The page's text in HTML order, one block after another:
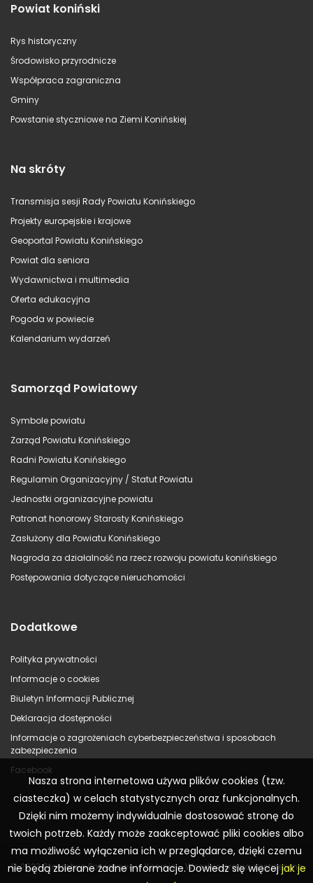
Powiat koniński
Rys historyczny
Środowisko przyrodnicze
Współpraca zagraniczna
Gminy
Powstanie styczniowe na Ziemi Konińskiej
Na skróty
Transmisja sesji Rady Powiatu Konińskiego
Projekty europejskie i krajowe
Geoportal Powiatu Konińskiego
Powiat dla seniora
Wydawnictwa i multimedia
Oferta edukacyjna
Pogoda w powiecie
Kalendarium wydarzeń
Samorząd Powiatowy
Symbole powiatu
Zarząd Powiatu Konińskiego
Radni Powiatu Konińskiego
Regulamin Organizacyjny / Statut Powiatu
Jednostki organizacyjne powiatu
Patronat honorowy Starosty Konińskiego
Zasłużony dla Powiatu Konińskiego
Nagroda za działalność na rzecz rozwoju powiatu konińskiego
Postępowania dotyczące nieruchomości
Dodatkowe
Polityka prywatności
Informacje o cookies
Biuletyn Informacji Publicznej
Deklaracja dostępności
Informacje o zagrożeniach cyberbezpieczeństwa i sposobach
zabezpieczenia
Facebook
© 2023 Starostwo Powiatowe w Koninie – Wszelkie prawa zastrzeżone
Nasza strona internetowa używa plików cookies (tzw.
ciasteczka) w celach statystycznych oraz funkcjonalnych.
Dzięki nim możemy indywidualnie dostosować stronę do
twoich potrzeb. Każdy może zaakceptować pliki cookies albo
ma możliwość wyłączenia ich w przeglądarce, dzięki czemu
nie będą zbierane żadne informacje. Dowiedz się więcejjak je